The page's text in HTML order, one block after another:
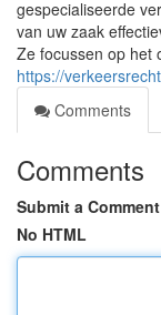
gespecialiseerde
van uw zaak
Ze focussen op het
https://
Comments
Comments
Submit a Comment
No HTML